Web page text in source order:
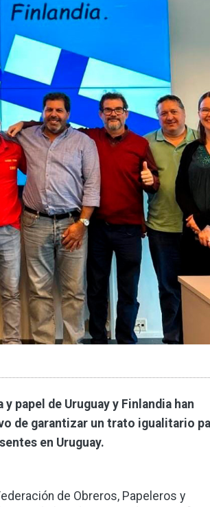
papel de Uruguay y Finlandia han
de garantizar un trato igualitario
en Uruguay.
de Obreros, Papeleros y